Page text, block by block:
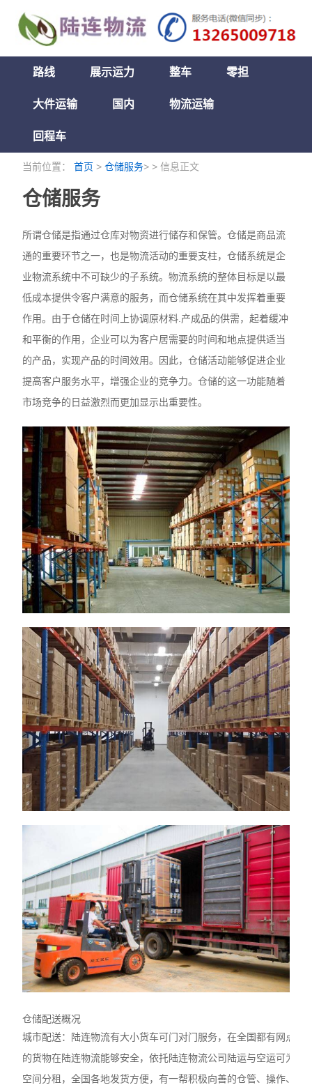
路线 展示运力 整车 零担
大件运输 国内 物流运输
回程车
当前位置：首页 >仓储服务> > 信息正文
仓储服务
所谓仓储是指通过仓库对物资进行储存和保管。仓储是商品流
通的重要环节之一，也是物流活动的重要支柱，仓储系统是企
业物流系统中不可缺少的子系统。物流系统的整体目标是以最
低成本提供令客户满意的服务，而仓储系统在其中发挥着重要
作用。由于仓储在时间上协调原材料.产成品的供需，起着缓冲
和平衡的作用，企业可以为客户居需要的时间和地点提供适当
的产品，实现产品的时间效用。因此，仓储活动能够促进企业
提高客户服务水平，增强企业的竞争力。仓储的这一功能随着
市场竞争的日益激烈而更加显示出重要性。
仓储配送概况
城市配送：陆连物流有大小货车可门对门服务，在全国都有网点
的货物在陆连物流能够安全，依托陆连物流公司陆运与空运可为您
空间分租，全国各地发货方便，有一帮积极向善的仓管、操作、